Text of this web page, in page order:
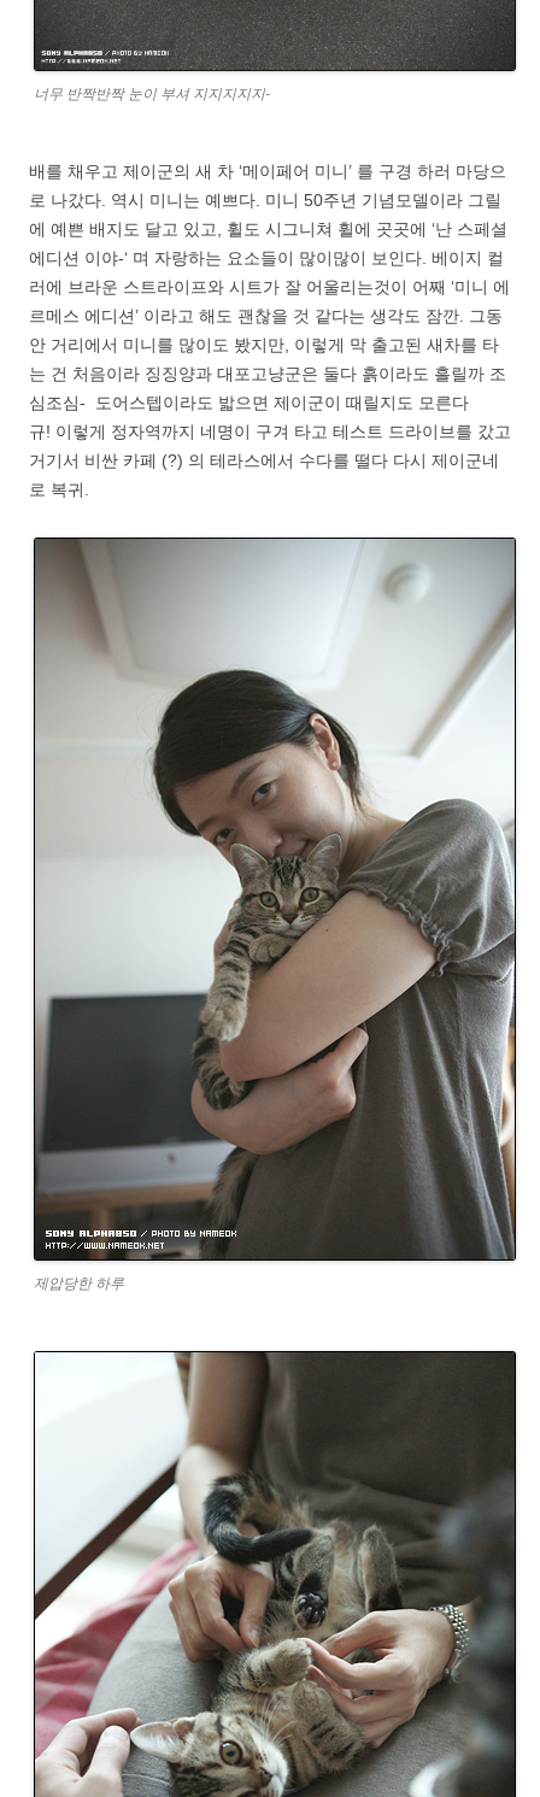
너무 반짝반짝 눈이 부셔 지지지지지-
배를 채우고 제이군의 새 차 ‘메이페어 미니’ 를 구경 하러 마당으
로 나갔다. 역시 미니는 예쁘다. 미니 50주년 기념모델이라 그릴
에 예쁜 배지도 달고 있고, 휠도 시그니쳐 휠에 곳곳에 ‘난 스페셜
에디션 이야-‘ 며 자랑하는 요소들이 많이많이 보인다. 베이지 컬
러에 브라운 스트라이프와 시트가 잘 어울리는것이 어째 ‘미니 에
르메스 에디션’ 이라고 해도 괜찮을 것 같다는 생각도 잠깐. 그동
안 거리에서 미니를 많이도 봤지만, 이렇게 막 출고된 새차를 타
는 건 처음이라 징징양과 대포고냥군은 둘다 흙이라도 흘릴까 조
심조심- 도어스텝이라도 밟으면 제이군이 때릴지도 모른다
규! 이렇게 정자역까지 네명이 구겨 타고 테스트 드라이브를 갔고
거기서 비싼 카페 (?) 의 테라스에서 수다를 떨다 다시 제이군네
로 복귀.
제압당한 하루